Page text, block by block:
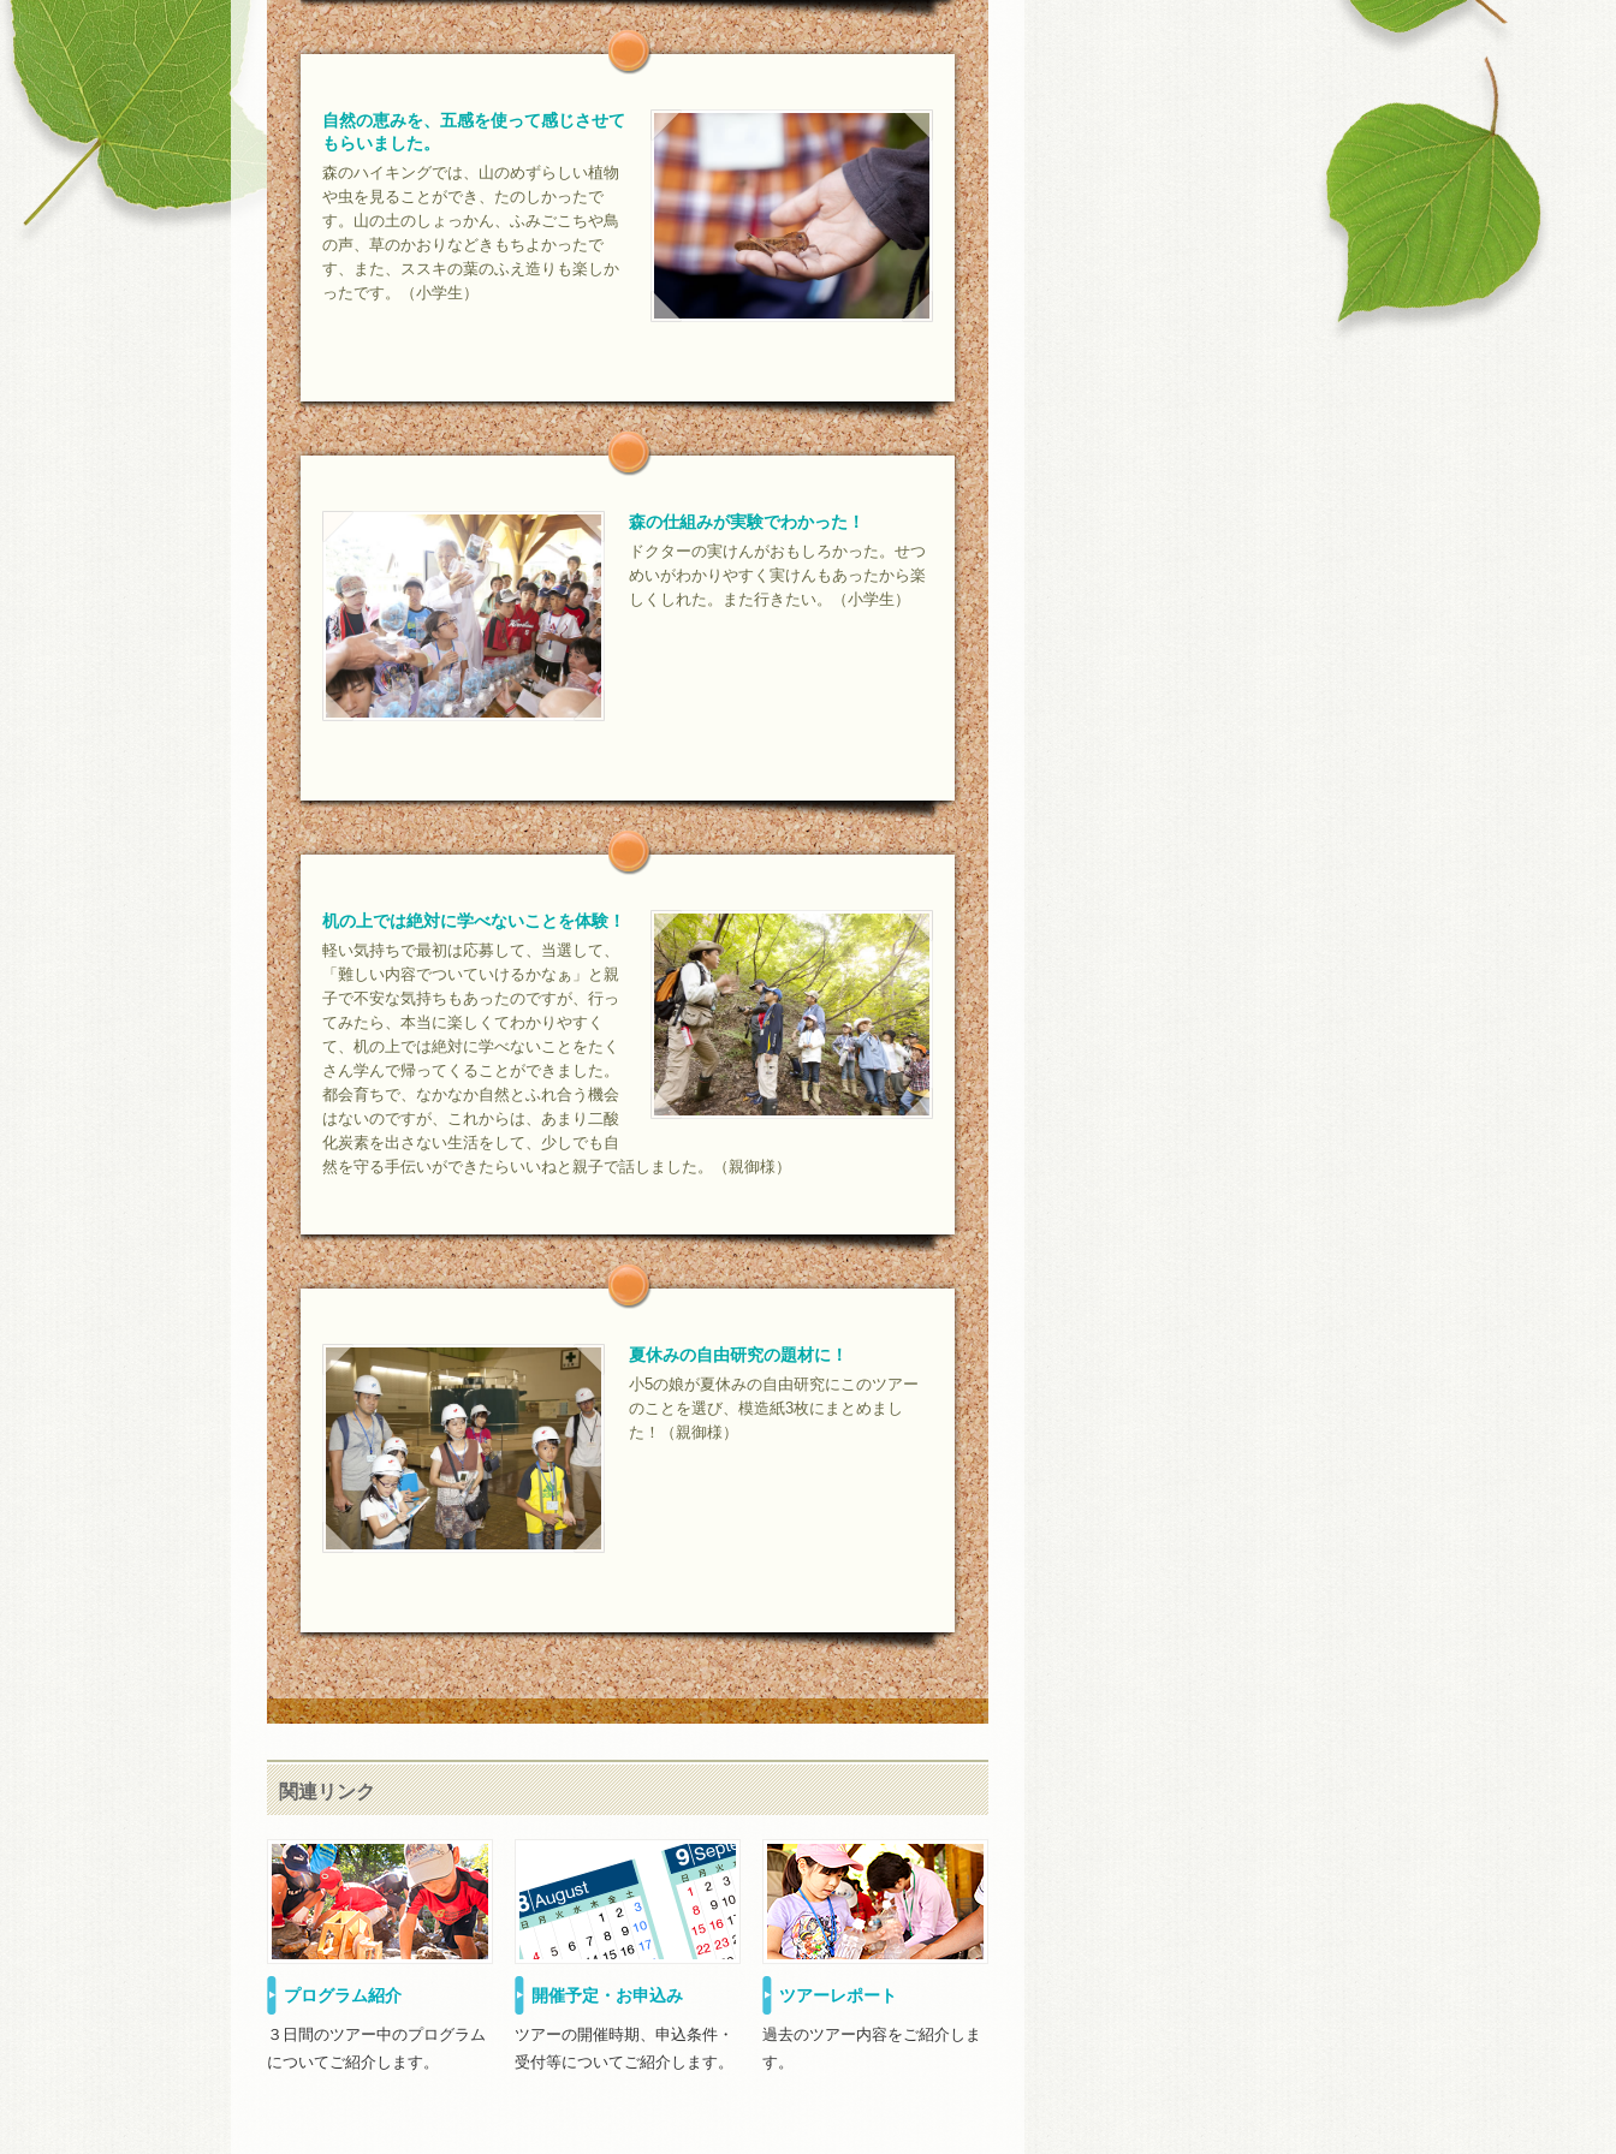
自然の恵みを、五感を使って感じさせて
もらいました。
森のハイキングでは、山のめずらしい植物
や虫を見ることができ、たのしかったで
す。山の土のしょっかん、ふみごこちや鳥
の声、草のかおりなどきもちよかったで
す、また、ススキの葉のふえ造りも楽しか
ったです。（小学生）
森の仕組みが実験でわかった！
ドクターの実けんがおもしろかった。せつ
めいがわかりやすく実けんもあったから楽
しくしれた。また行きたい。（小学生）
机の上では絶対に学べないことを体験！
軽い気持ちで最初は応募して、当選して、
「難しい内容でついていけるかなぁ」と親
子で不安な気持ちもあったのですが、行っ
てみたら、本当に楽しくてわかりやすく
て、机の上では絶対に学べないことをたく
さん学んで帰ってくることができました。
都会育ちで、なかなか自然とふれ合う機会
はないのですが、これからは、あまり二酸
化炭素を出さない生活をして、少しでも自
然を守る手伝いができたらいいねと親子で話しました。（親御様）
夏休みの自由研究の題材に！
小5の娘が夏休みの自由研究にこのツアー
のことを選び、模造紙3枚にまとめまし
た！（親御様）
関連リンク
プログラム紹介
３日間のツアー中のプログラム
についてご紹介します。
開催予定・お申込み
ツアーの開催時期、申込条件・
受付等についてご紹介します。
ツアーレポート
過去のツアー内容をご紹介しま
す。